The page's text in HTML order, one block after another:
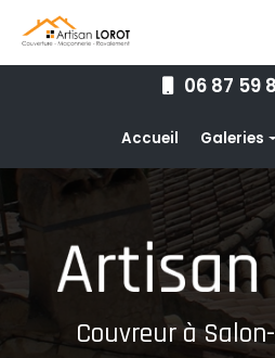
contenu
principal
06 87 59
Accueil Galeries
Couvreur à